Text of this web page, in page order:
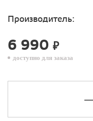
Производитель:
6 990 ₽
доступно для заказа